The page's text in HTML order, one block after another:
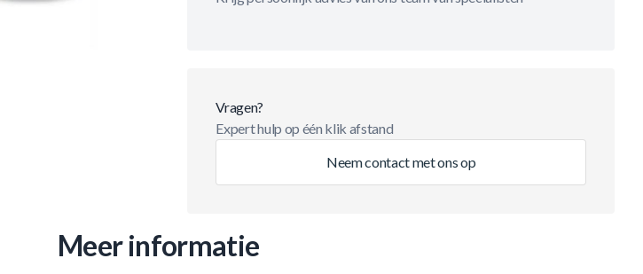
Vragen?
Expert hulp op één klik afstand
Neem contact met ons op
Meer informatie